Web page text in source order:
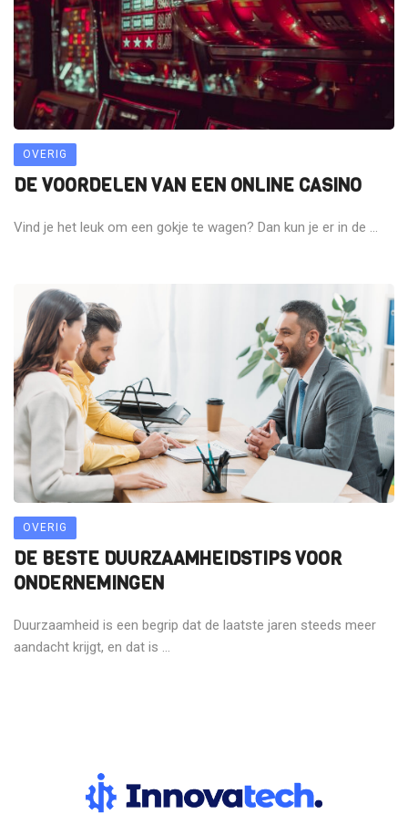
OVERIG
DE VOORDELEN VAN EEN ONLINE CASINO
Vind je het leuk om een gokje te wagen? Dan kun je er in de ...
OVERIG
DE BESTE DUURZAAMHEIDSTIPS VOOR
ONDERNEMINGEN
Duurzaamheid is een begrip dat de laatste jaren steeds meer
aandacht krijgt, en dat is ...